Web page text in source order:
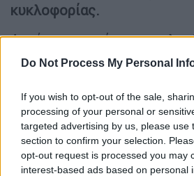
Do Not Process My Personal
If you wish to opt-out of the sale,
processing of your personal or
targeted advertising by us, please use
section to confirm your selection.
opt-out request is processed you may
interest-based ads based on personal
κυκλοφορίας.
Αυτές οι ακυρώσεις
απόφαση της διοίκησης
ασφαλείας εξαιτίας της
προσωπικού στους πύργους
οποίο ζητά πάνω από
τώρα να εργαστεί χωρίς να
λόγω της δημοσιονομικής